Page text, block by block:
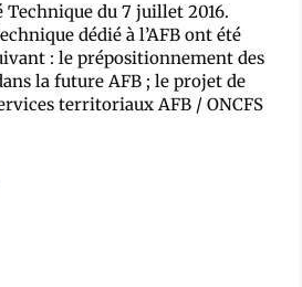
Technique du 7 juillet 2016.
dédié à l’AFB ont été
: le prépositionnement des
la future AFB ; le projet de
territoriaux AFB / ONCFS